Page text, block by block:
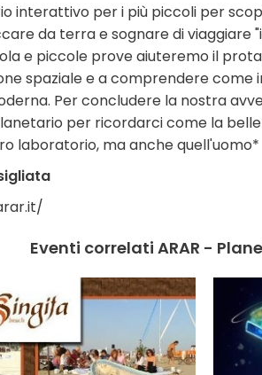
interattivo per i più piccoli per
da terra e sognare di viaggiare
e piccole prove aiuteremo il
spaziale e a comprendere
Per concludere la nostra
per ricordarci come la
laboratorio, ma anche quell'uomo*
Eventi correlati ARAR -